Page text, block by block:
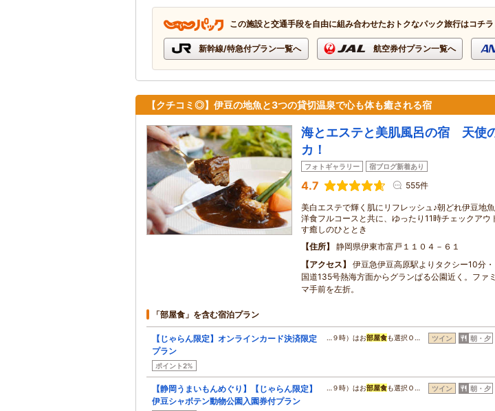
この施設と交通手段を自由に組み合わせたおトクなパック旅行はコチラ
新幹線/特急付プラン一覧へ 航空券付プラン一覧へ
【クチコミ◎】伊豆の地魚と3つの貸切温泉で心も体も癒される宿
海とエステと美肌風呂の宿 天使
カ！
フォトギャラリー 宿ブログ新着あり
4.7 555件
美白エステで輝く肌にリフレッシュ♪朝どれ伊豆地
洋食フルコースと共に、ゆったり11時チェックアウ
す癒しのひととき
住所
静岡県伊東市富戸１１０４－６１
アクセス
伊豆急伊豆高原駅よりタクシー10分・
国道135号熱海方面からグランぱる公園近く。ファミ
マ手前を左折。
「部屋食」を含む宿泊プラン
【じゃらん限定】オンラインカード決済限定
プラン
ポイント2%
…９時）はお部屋食も選択Ｏ… ツイン 朝・夕
【静岡うまいもんめぐり】【じゃらん限定】
伊豆シャボテン動物公園入園券付プラン
…９時）はお部屋食も選択Ｏ… ツイン 朝・夕